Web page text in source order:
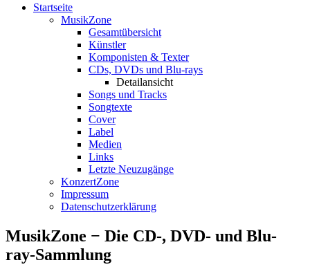
Startseite
MusikZone
Gesamtübersicht
Künstler
Komponisten & Texter
CDs, DVDs und Blu-rays
Detailansicht
Songs und Tracks
Songtexte
Cover
Label
Medien
Links
Letzte Neuzugänge
KonzertZone
Impressum
Datenschutzerklärung
MusikZone − Die CD-, DVD- und Blu-
ray-Sammlung